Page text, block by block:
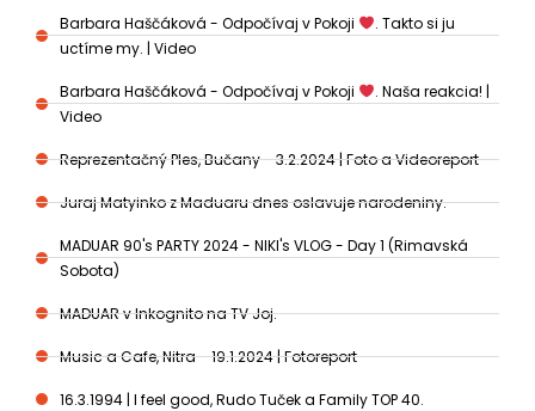
Barbara Haščáková - Odpočívaj v Pokoji
. Takto si ju
uctíme my. | Video
Barbara Haščáková - Odpočívaj v Pokoji
. Naša reakcia! |
Video
Reprezentačný Ples, Bučany - 3.2.2024 | Foto a Videoreport
Juraj Matyinko z Maduaru dnes oslavuje narodeniny.
MADUAR 90's PARTY 2024 - NIKI's VLOG - Day 1 (Rimavská
Sobota)
MADUAR v Inkognito na TV Joj.
Music a Cafe, Nitra - 19.1.2024 | Fotoreport
16.3.1994 | I feel good, Rudo Tuček a Family TOP 40.